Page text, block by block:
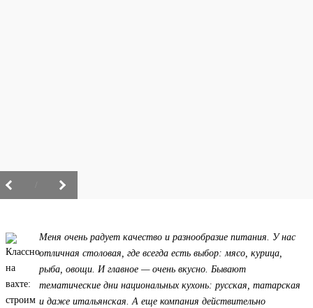
Меня очень радует качество и разнообразие питания. У нас
отличная столовая, где всегда есть выбор: мясо, курица,
рыба, овощи. И главное — очень вкусно. Бывают
тематические дни национальных кухонь: русская, татарская
и даже итальянская. А еще компания действительно